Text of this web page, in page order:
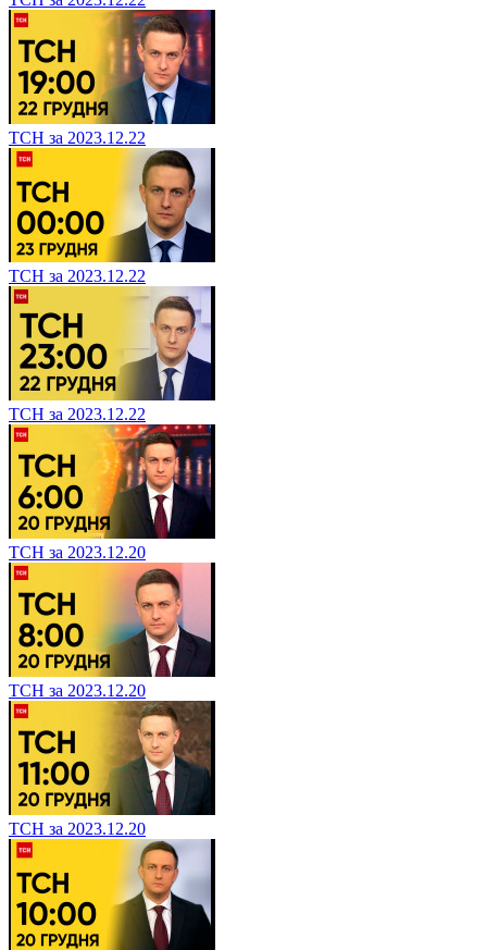
ТСН за 2023.12.22
ТСН за 2023.12.22
ТСН за 2023.12.22
ТСН за 2023.12.20
ТСН за 2023.12.20
ТСН за 2023.12.20